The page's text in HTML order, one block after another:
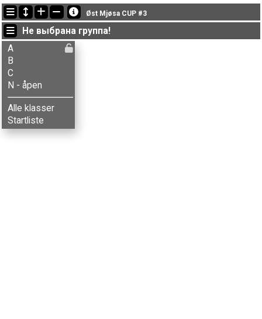
Последние обновления
19:27:16: Kari S. Henriksen (N - åpen) финишировал with status finished
19:19:47: Tone Bleken Rud (B) got new status: dns
19:16:34: Turi Nordengen (C) финишировал с результатом 51:16 (10)
Øst Mjøsa CUP #3
Не выбрана группа!
A
B
C
N - åpen
Alle klasser
Startliste